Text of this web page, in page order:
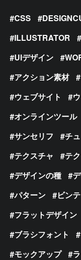
CSS
ILLUSTRATOR
UIデザイン
アクション素材
ウェブサイト
オンラインツール
サンセリフ
チ
テクスチャ
テ
デザインの種
パターン
ビン
フラットデザイン
ブラシフォント
モックアップ